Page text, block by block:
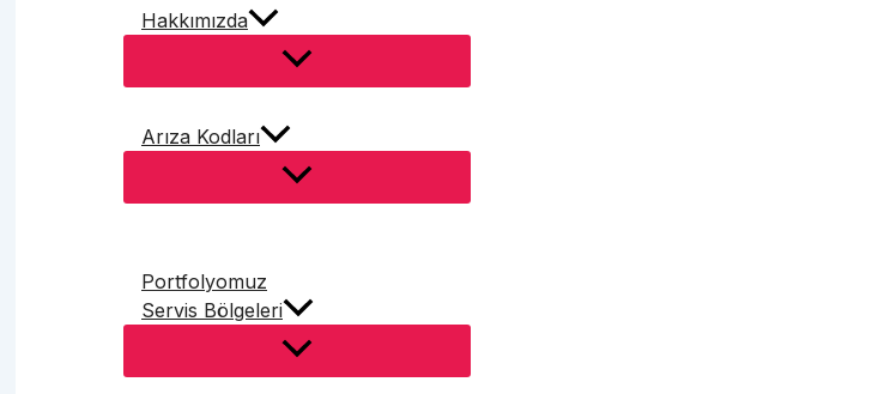
Hakkımızda
Arıza Kodları
Portfolyomuz
Servis Bölgeleri